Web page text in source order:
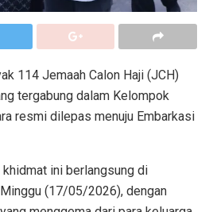
114 Jemaah Calon Haji (JCH)
tergabung dalam Kelompok
resmi dilepas menuju Embarkasi
ini berlangsung di
(17/05/2026), dengan